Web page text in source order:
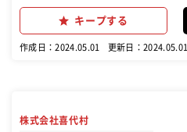
キープする
作成日：2024.05.01 更新日：2024.05.01
株式会社喜代村